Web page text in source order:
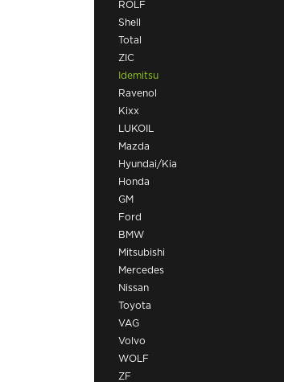
ROLF
Shell
Total
ZIC
Idemitsu
Ravenol
Kixx
LUKOIL
Mazda
Hyundai/Kia
Honda
GM
Ford
BMW
Mitsubishi
Mercedes
Nissan
Toyota
VAG
Volvo
WOLF
ZF